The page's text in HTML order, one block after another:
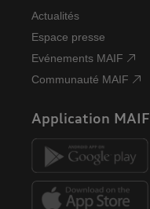
Actualités
Espace presse
Evénements MAIF
Communauté MAIF
Application MAIF